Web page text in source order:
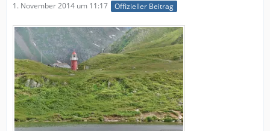
1. November 2014 um 11:17 Offizieller Beitrag